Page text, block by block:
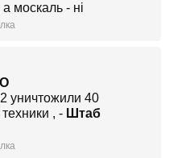
москаль - ні
уничтожили 40
, - Штаб